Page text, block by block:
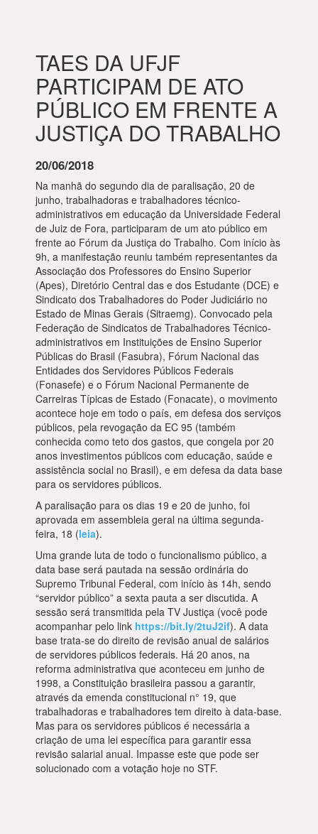
TAES DA UFJF
PARTICIPAM DE ATO
PÚBLICO EM FRENTE A
JUSTIÇA DO TRABALHO
20/06/2018
Na manhã do segundo dia de paralisação, 20 de
junho, trabalhadoras e trabalhadores técnico-
administrativos em educação da Universidade Federal
de Juiz de Fora, participaram de um ato público em
frente ao Fórum da Justiça do Trabalho. Com início às
9h, a manifestação reuniu também representantes da
Associação dos Professores do Ensino Superior
(Apes), Diretório Central das e dos Estudante (DCE) e
Sindicato dos Trabalhadores do Poder Judiciário no
Estado de Minas Gerais (Sitraemg). Convocado pela
Federação de Sindicatos de Trabalhadores Técnico-
administrativos em Instituições de Ensino Superior
Públicas do Brasil (Fasubra), Fórum Nacional das
Entidades dos Servidores Públicos Federais
(Fonasefe) e o Fórum Nacional Permanente de
Carreiras Típicas de Estado (Fonacate), o movimento
acontece hoje em todo o país, em defesa dos serviços
públicos, pela revogação da EC 95 (também
conhecida como teto dos gastos, que congela por 20
anos investimentos públicos com educação, saúde e
assistência social no Brasil), e em defesa da data base
para os servidores públicos.
A paralisação para os dias 19 e 20 de junho, foi
aprovada em assembleia geral na última segunda-
feira, 18 (leia).
Uma grande luta de todo o funcionalismo público, a
data base será pautada na sessão ordinária do
Supremo Tribunal Federal, com início às 14h, sendo
“servidor público” a sexta pauta a ser discutida. A
sessão será transmitida pela TV Justiça (você pode
acompanhar pelo link https://bit.ly/2tuJ2if). A data
base trata-se do direito de revisão anual de salários
de servidores públicos federais. Há 20 anos, na
reforma administrativa que aconteceu em junho de
1998, a Constituição brasileira passou a garantir,
através da emenda constitucional n° 19, que
trabalhadoras e trabalhadores tem direito à data-base.
Mas para os servidores públicos é necessária a
criação de uma lei específica para garantir essa
revisão salarial anual. Impasse este que pode ser
solucionado com a votação hoje no STF.